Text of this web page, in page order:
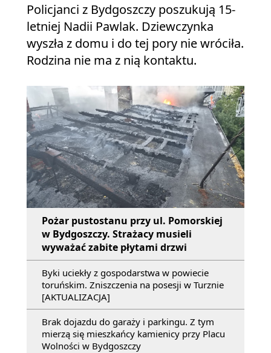
Policjanci z Bydgoszczy poszukują 15-
letniej Nadii Pawlak. Dziewczynka
wyszła z domu i do tej pory nie wróciła.
Rodzina nie ma z nią kontaktu.
Pożar pustostanu przy ul. Pomorskiej
w Bydgoszczy. Strażacy musieli
wyważać zabite płytami drzwi
Byki uciekły z gospodarstwa w powiecie
toruńskim. Zniszczenia na posesji w Turznie
[AKTUALIZACJA]
Brak dojazdu do garaży i parkingu. Z tym
mierzą się mieszkańcy kamienicy przy Placu
Wolności w Bydgoszczy